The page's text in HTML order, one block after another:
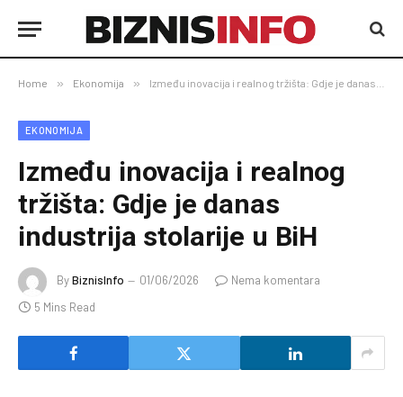
Home » Ekonomija » Između inovacija i realnog tržišta: Gdje je danas industrija stolarije u BiH
EKONOMIJA
Između inovacija i realnog
tržišta: Gdje je danas
industrija stolarije u BiH
ByBiznisInfo 01/06/2026
Nema komentara
5 Mins Read